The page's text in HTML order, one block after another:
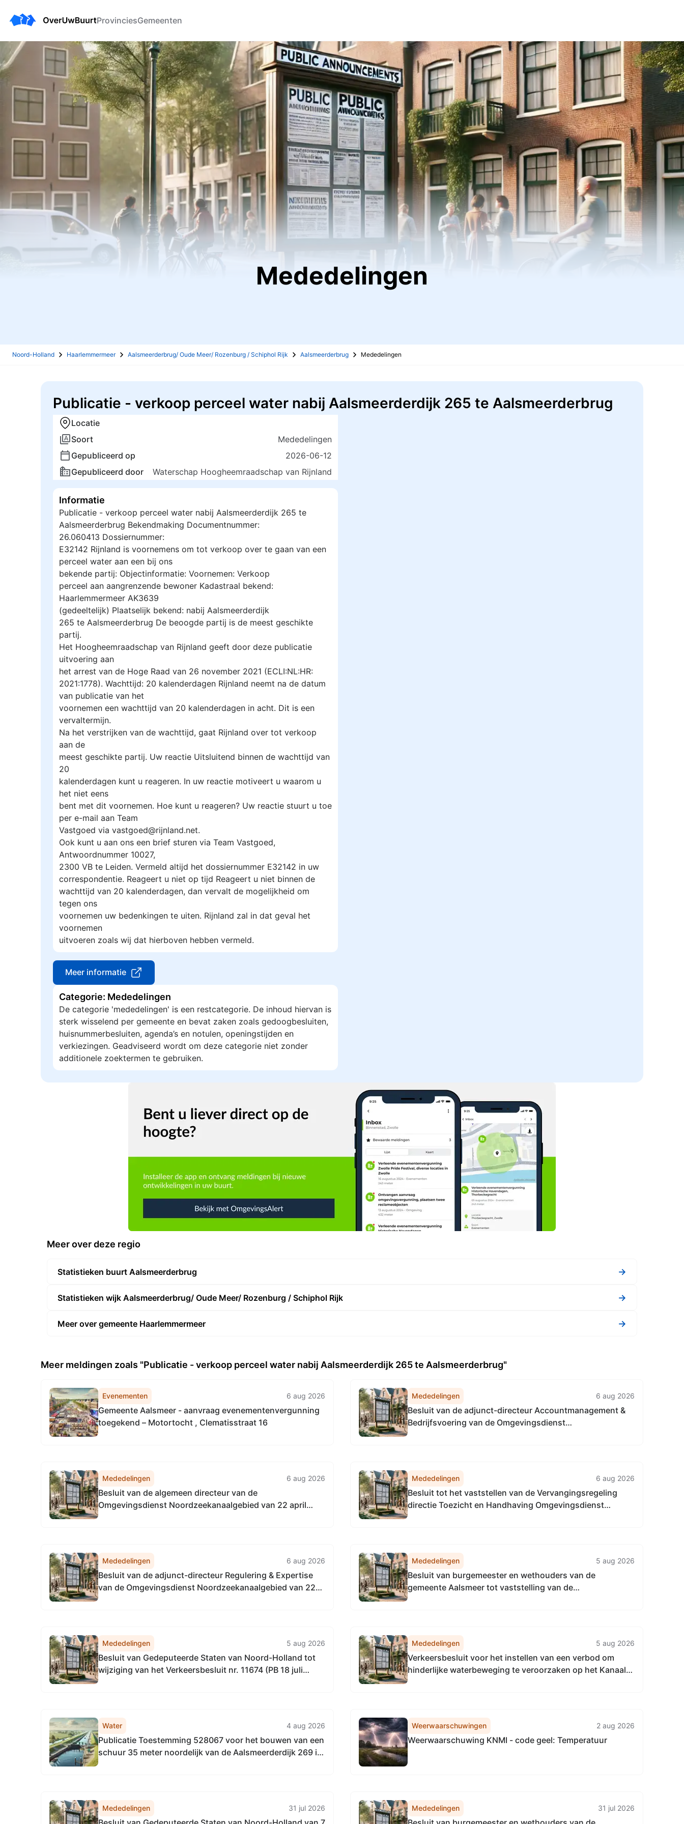
ProvinciesGemeenten
Mededelingen
Noord-Holland Haarlemmermeer Aalsmeerderbrug/ Oude Meer/ Rozenburg / Schiphol Rijk Aalsmeerderbrug Mededelingen
Publicatie - verkoop perceel water nabij Aalsmeerderdijk 265 te Aalsmeerderbrug
Locatie
Soort
Mededelingen
Gepubliceerd op
2026-06-12
Gepubliceerd door
Waterschap Hoogheemraadschap van Rijnland
Informatie
Publicatie - verkoop perceel water nabij Aalsmeerderdijk 265 te
Aalsmeerderbrug Bekendmaking Documentnummer:
26.060413 Dossiernummer:
E32142 Rijnland is voornemens om tot verkoop over te gaan van een
perceel water aan een bij ons
bekende partij: Objectinformatie: Voornemen: Verkoop
perceel aan aangrenzende bewoner Kadastraal bekend:
Haarlemmermeer AK3639
(gedeeltelijk) Plaatselijk bekend: nabij Aalsmeerderdijk
265 te Aalsmeerderbrug De beoogde partij is de meest geschikte
partij.
Het Hoogheemraadschap van Rijnland geeft door deze publicatie
uitvoering aan
het arrest van de Hoge Raad van 26 november 2021 (ECLI:NL:HR:
2021:1778). Wachttijd: 20 kalenderdagen Rijnland neemt na de datum
van publicatie van het
voornemen een wachttijd van 20 kalenderdagen in acht. Dit is een
vervaltermijn.
Na het verstrijken van de wachttijd, gaat Rijnland over tot verkoop
aan de
meest geschikte partij. Uw reactie Uitsluitend binnen de wachttijd van
20
kalenderdagen kunt u reageren. In uw reactie motiveert u waarom u
het niet eens
bent met dit voornemen. Hoe kunt u reageren? Uw reactie stuurt u toe
per e-mail aan Team
Vastgoed via vastgoed@rijnland.net.
Ook kunt u aan ons een brief sturen via Team Vastgoed,
Antwoordnummer 10027,
2300 VB te Leiden. Vermeld altijd het dossiernummer E32142 in uw
correspondentie. Reageert u niet op tijd Reageert u niet binnen de
wachttijd van 20 kalenderdagen, dan vervalt de mogelijkheid om
tegen ons
voornemen uw bedenkingen te uiten. Rijnland zal in dat geval het
voornemen
uitvoeren zoals wij dat hierboven hebben vermeld.
Meer informatie
Categorie: Mededelingen
De categorie 'mededelingen' is een restcategorie. De inhoud hiervan is
sterk wisselend per gemeente en bevat zaken zoals gedoogbesluiten,
huisnummerbesluiten, agenda’s en notulen, openingstijden en
verkiezingen. Geadviseerd wordt om deze categorie niet zonder
additionele zoektermen te gebruiken.
Meer over deze regio
Statistieken buurt Aalsmeerderbrug →
Statistieken wijk Aalsmeerderbrug/ Oude Meer/ Rozenburg / Schiphol Rijk →
Meer over gemeente Haarlemmermeer →
Meer meldingen zoals "Publicatie - verkoop perceel water nabij Aalsmeerderdijk 265 te Aalsmeerderbrug"
Evenementen 6 aug 2026
Gemeente Aalsmeer - aanvraag evenementenvergunning
toegekend – Motortocht , Clematisstraat 16
Mededelingen 6 aug 2026
Besluit van de adjunct-directeur Accountmanagement &
Bedrijfsvoering van de Omgevingsdienst
Omgevingsdienst...
Mededelingen 6 aug 2026
Besluit van de algemeen directeur van de
Omgevingsdienst Noordzeekanaalgebied van 22 april
Mededelingen 6 aug 2026
Besluit tot het vaststellen van de Vervangingsregeling
directie Toezicht en Handhaving Omgevingsdienst
Mededelingen 6 aug 2026
Besluit van de adjunct-directeur Regulering & Expertise
van de Omgevingsdienst Noordzeekanaalgebied van 22
Mededelingen 5 aug 2026
Besluit van burgemeester en wethouders van de
gemeente Aalsmeer tot vaststelling van de
Mededelingen 5 aug 2026
Besluit van Gedeputeerde Staten van Noord-Holland tot
wijziging van het Verkeersbesluit nr. 11674 (PB 18 juli
Mededelingen 5 aug 2026
Verkeersbesluit voor het instellen van een verbod om
hinderlijke waterbeweging te veroorzaken op het Kanaal
Water 4 aug 2026
Publicatie Toestemming 528067 voor het bouwen van een
schuur 35 meter noordelijk van de Aalsmeerderdijk 269 in
Weerwaarschuwingen 2 aug 2026
Weerwaarschuwing KNMI - code geel: Temperatuur
Mededelingen 31 jul 2026 Mededelingen 31 jul 2026